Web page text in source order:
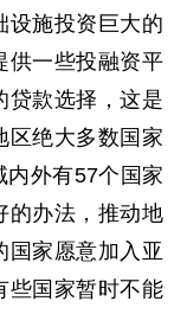
设施投资巨大的
供一些投融资平
贷款选择，这是
区绝大多数国家
内外有57个国家
的办法，推动地
国家愿意加入亚
些国家暂时不能